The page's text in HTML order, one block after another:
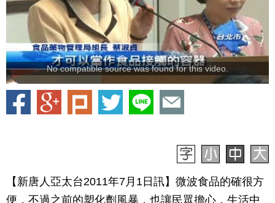
No compatible source was found for this video.
【新唐人亞太台2011年7月1日訊】微波食品的確很方
便，不過之前的塑化劑風暴，也讓民眾擔心，生活中